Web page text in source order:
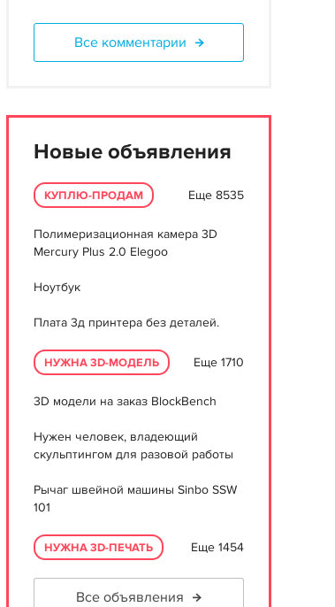
Все комментарии
Новые объявления
КУПЛЮ-ПРОДАМ Еще 8535
Полимеризационная камера 3D
Mercury Plus 2.0 Elegoo
Ноутбук
Плата 3д принтера без деталей.
НУЖНА 3D-МОДЕЛЬ Еще 1710
3D модели на заказ BlockBench
Нужен человек, владеющий
скульптингом для разовой работы
Рычаг швейной машины Sinbo SSW
101
НУЖНА 3D-ПЕЧАТЬ Еще 1454
Все объявления